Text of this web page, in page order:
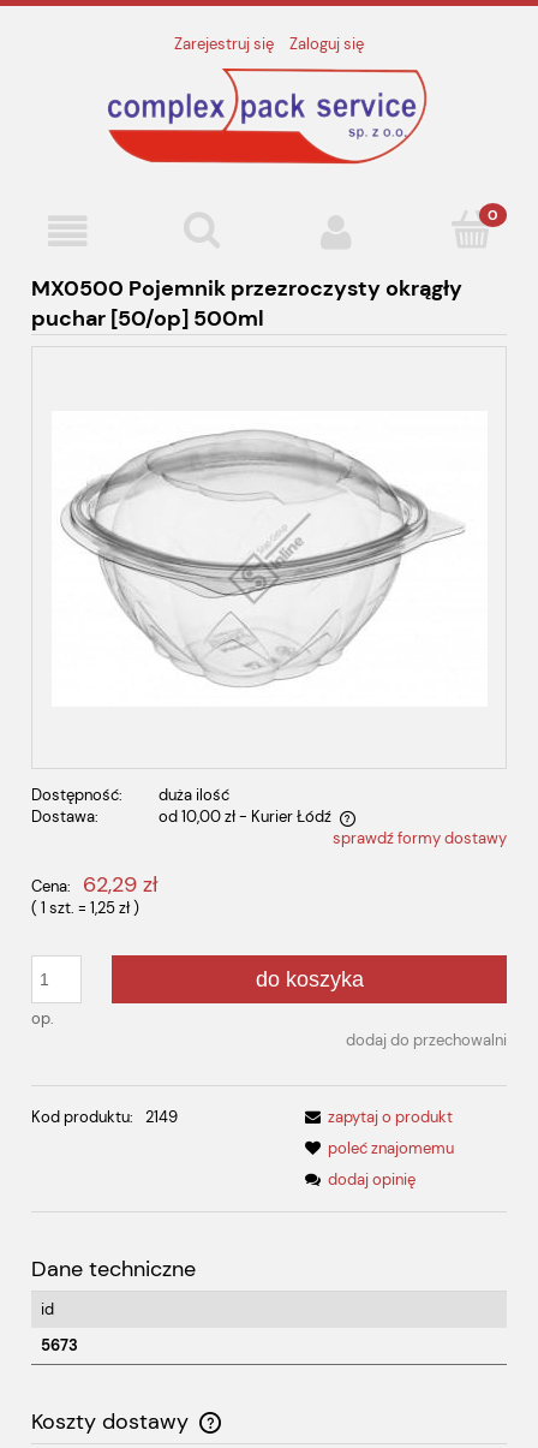
Zarejestruj się Zaloguj się
MX0500 Pojemnik przezroczysty okrągły
puchar [50/op] 500ml
Dostępność:
duża ilość
Dostawa:
od 10,00 zł - Kurier Łódź
Cena nie zawiera ewentualnych kosztów płatnościsprawdź formy dostawy
Cena: 62,29 zł
( 1 szt. = 1,25 zł)
op.
do koszyka
dodaj do przechowalni
Kod produktu: 2149
zapytaj o produkt
poleć znajomemu
dodaj opinię
Dane techniczne
id
5673
Koszty dostawy
Cena nie zawiera ewentualnych kosztów płatności